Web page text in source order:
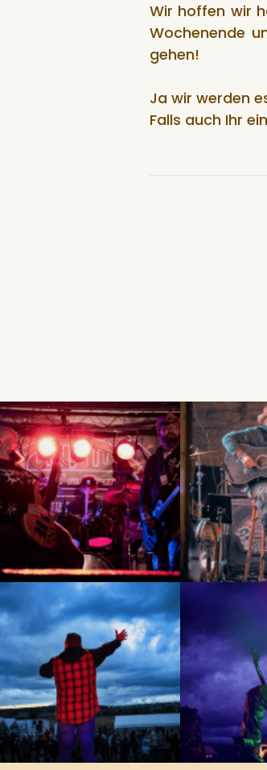
Wir hoffen wir
Wochenende
gehen!
Ja wir werden
Falls auch Ihr